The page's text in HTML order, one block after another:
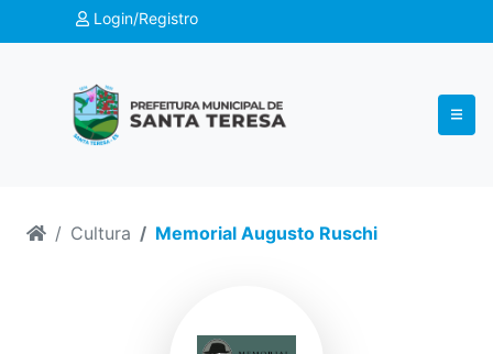
Login/Registro
Cultura Memorial Augusto Ruschi